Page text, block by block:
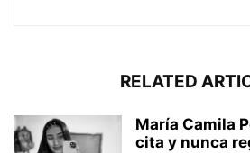
RELATED
María Camila
cita y nunca